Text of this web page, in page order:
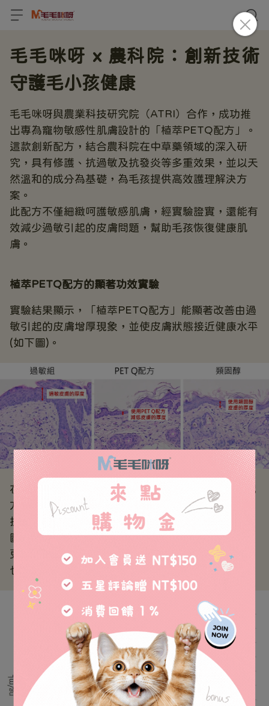
毛毛咪呀 x 農科院：創新技術
守護毛小孩健康
毛毛咪呀與農業科技研究院（ATRI）合作，成功推
出專為寵物敏感性肌膚設計的「植萃PETQ配方」。
這款創新配方，結合農科院在中草藥領域的深入研
究，具有修護、抗過敏及抗發炎等多重效果，並以天
然溫和的成分為基礎，為毛孩提供高效護理解決方
案。
此配方不僅細緻呵護敏感肌膚，經實驗證實，還能有
效減少過敏引起的皮膚問題，幫助毛孩恢復健康肌
膚。
植萃PETQ配方的顯著功效實驗
實驗結果顯示，「植萃PETQ配方」能顯著改善由過
敏引起的皮膚增厚現象，並使皮膚狀態接近健康水平
(如下圖)。
在與常見類固醇藥膏的比較實驗中，「植萃PETQ配
方」不僅能有效降低血清中的IgE（免疫球蛋白E）
抗體濃度，甚至達到超越類固醇藥膏的效果(如下
圖)，
更重要的是，以上兩個實驗都未觀察到任何副作用，
也為毛爸媽提供了更安全、令人安心的選擇。